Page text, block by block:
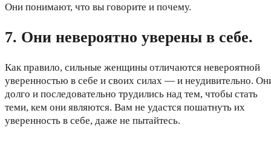
Они понимают, что вы говорите и почему.
7. Они невероятно уверены в себе.
Как правило, сильные женщины отличаются невероятной
уверенностью в себе и своих силах — и неудивительно.
долго и последовательно трудились над тем, чтобы стать
теми, кем они являются. Вам не удастся пошатнуть их
уверенность в себе, даже не пытайтесь.